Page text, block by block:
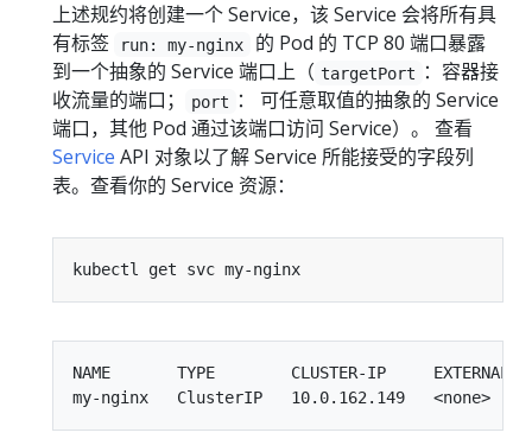
上述规约将创建一个 Service，该 Service 会将所有具
有标签
run: my-nginx
的 Pod 的 TCP 80 端口暴露
到一个抽象的 Service 端口上（ targetPort
：容器接
收流量的端口；
port
： 可任意取值的抽象的 Service
端口，其他 Pod 通过该端口访问 Service）。 查看
Service API 对象以了解 Service 所能接受的字段列
表。查看你的 Service 资源：
NAME       TYPE        CLUSTER-IP     EXTERNAL-